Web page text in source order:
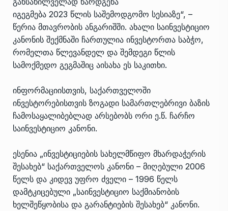
იგეგმება 2023 წლის საშემოდგომო სესიაზე“, –
წერია მთავრობის ანგარიშში. ახალი საინვესტიციო
კანონის შექმნაში ჩართულია ინვესტორთა საბჭო,
რომელთა წლევანდელ და შემდეგი წლის
სამოქმედო გეგმაშიც აისახა ეს საკითხი.
ინფორმაციისთვის, საქართველოში
ინვესტორებისთვის ზოგადი სამართლებრივი ბაზის
ჩამოსაყალიბებლად არსებობს ორი ე.წ. ჩარჩო
საინვესტიციო კანონი.
ესენია „ინვესტიციების სახელმწიფო მხარდაჭერის
შესახებ“ საქართველოს კანონი – მიღებული 2006
წელს და კიდევ უფრო ძველი – 1996 წელს
დამტკიცებული „საინვესტიციო საქმიანობის
ხელშეწყობისა და გარანტიების შესახებ“ კანონი.